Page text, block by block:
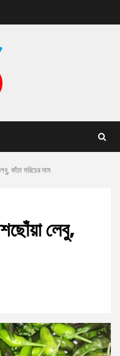
কাঁচা মরিচের দাম
লেবু,